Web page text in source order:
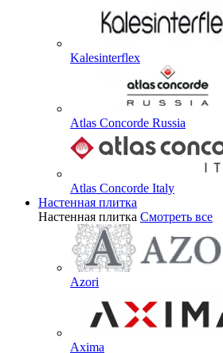
Kalesinterflex
Atlas Concorde Russia
Atlas Concorde Italy
Настенная плитка
Настенная плитка Смотреть все
Azori
Axima